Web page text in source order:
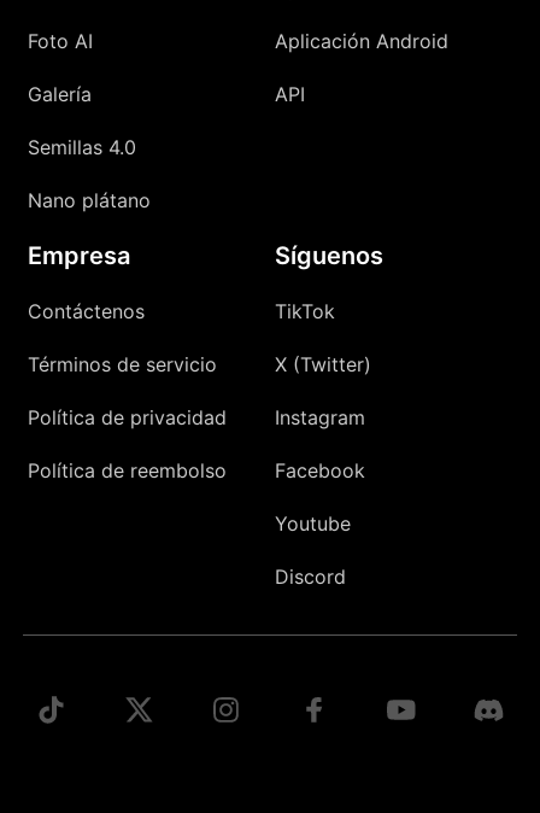
Foto AI
Galería
Semillas 4.0
Nano plátano
Aplicación Android
API
Empresa
Contáctenos
Términos de servicio
Política de privacidad
Política de reembolso
Síguenos
TikTok
X (Twitter)
Instagram
Facebook
Youtube
Discord